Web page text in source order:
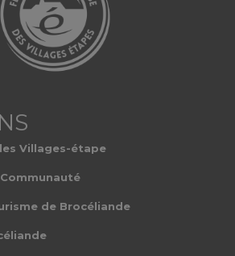
Villages-étape
de Brocéliande